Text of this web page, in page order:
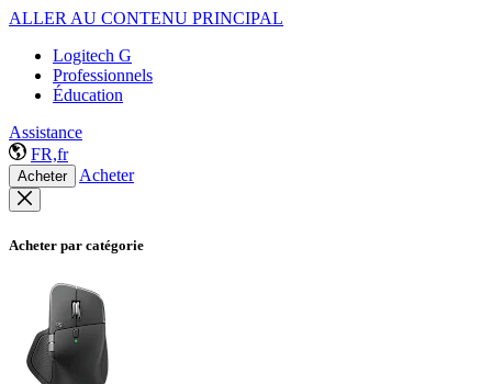
ALLER AU CONTENU PRINCIPAL
Logitech G
Professionnels
Éducation
Assistance
FR,fr
Acheter Acheter
Acheter par catégorie